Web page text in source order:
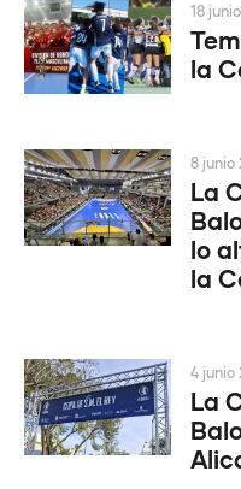
la
18
La
lo
la
8 junio
La
4 junio